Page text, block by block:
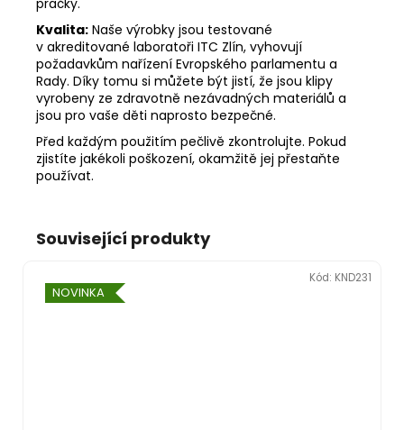
Kvalita: Naše výrobky jsou testované
v akreditované laboratoři ITC Zlín, vyhovují
požadavkům nařízení Evropského parlamentu a
Rady. Díky tomu si můžete být jistí, že jsou klipy
vyrobeny ze zdravotně nezávadných materiálů a
jsou pro vaše děti naprosto bezpečné.
Před každým použitím pečlivě zkontrolujte. Pokud
zjistíte jakékoli poškození, okamžitě jej přestaňte
používat.
Související produkty
NOVINKA
Kód: KND231